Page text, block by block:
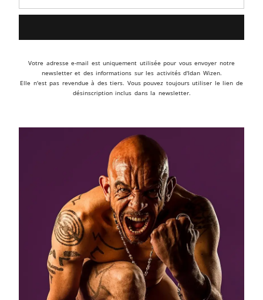
Votre adresse e-mail est uniquement utilisée pour vous envoyer notre
newsletter et des informations sur les activités d'Idan Wizen.
Elle n'est pas revendue à des tiers. Vous pouvez toujours utiliser le lien de
désinscription inclus dans la newsletter.